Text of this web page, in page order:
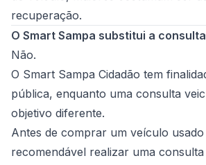
recuperação.
O Smart Sampa substitui a
Não.
O Smart Sampa Cidadão tem
pública, enquanto uma consulta
objetivo diferente.
Antes de comprar um veículo
recomendável realizar uma